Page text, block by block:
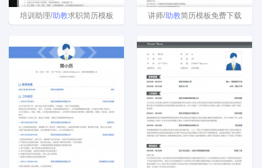
培训助理/助教求职简历模板 讲师/助教简历模板免费下载